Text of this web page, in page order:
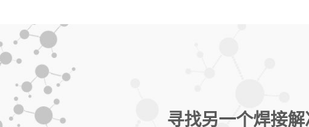
寻找另一个焊接解